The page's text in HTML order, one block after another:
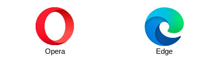
Opera Edge